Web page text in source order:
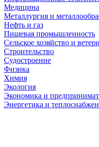
Медицина
Металлургия и
Нефть и газ
Пищевая промышленность
Сельское хозяйство и
Строительство
Судостроение
Физика
Химия
Экология
Экономика и
Энергетика и